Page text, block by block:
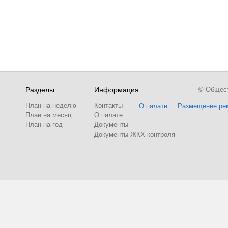
Разделы
План на неделю
План на месяц
План на год
Информация
Контакты
О палате
Документы
Документы ЖКХ-контроля
О палате Размещение
©